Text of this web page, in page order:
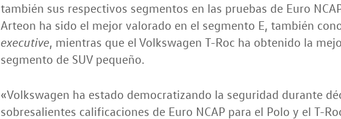
también sus respectivos segmentos en las pruebas de Euro
Arteon ha sido el mejor valorado en el segmento E, también
executive, mientras que el Volkswagen T-Roc ha obtenido la
segmento de SUV pequeño.
«Volkswagen ha estado democratizando la seguridad durante
sobresalientes calificaciones de Euro NCAP para el Polo y el T-